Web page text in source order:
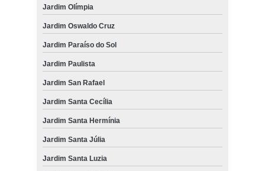
ozonioterapia para gatos Jardim Santa Luzia
ozonioterapia em cachorro clínica São José dos Campos
onde fazer ozonioterapia para gatos Reserva do Vale
Jardim Olímpia
Jardim Oswaldo Cruz
Jardim Paraíso do Sol
Jardim Paulista
Jardim San Rafael
Jardim Santa Cecília
Jardim Santa Hermínia
Jardim Santa Júlia
Jardim Santa Luzia